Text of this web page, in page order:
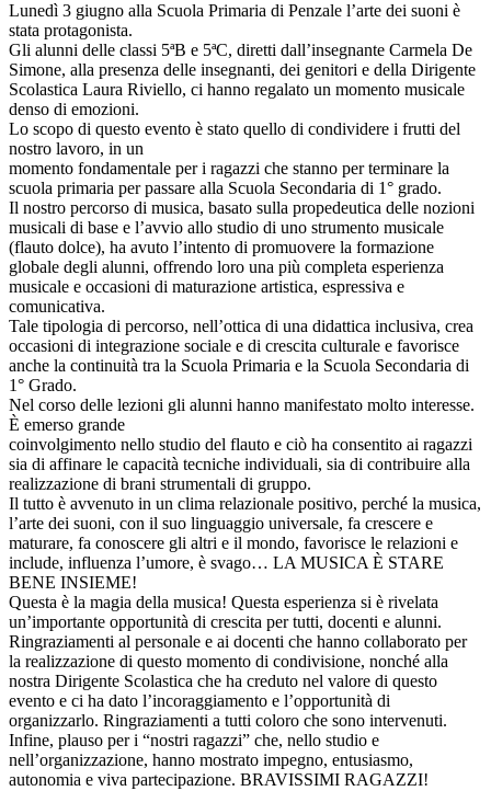
Lunedì 3 giugno alla Scuola Primaria di Penzale l’arte dei suoni è
stata protagonista.
Gli alunni delle classi 5ªB e 5ªC, diretti dall’insegnante Carmela De
Simone, alla presenza delle insegnanti, dei genitori e della Dirigente
Scolastica Laura Riviello, ci hanno regalato un momento musicale
denso di emozioni.
Lo scopo di questo evento è stato quello di condividere i frutti del
nostro lavoro, in un
momento fondamentale per i ragazzi che stanno per terminare la
scuola primaria per passare alla Scuola Secondaria di 1° grado.
Il nostro percorso di musica, basato sulla propedeutica delle nozioni
musicali di base e l’avvio allo studio di uno strumento musicale
(flauto dolce), ha avuto l’intento di promuovere la formazione
globale degli alunni, offrendo loro una più completa esperienza
musicale e occasioni di maturazione artistica, espressiva e
comunicativa.
Tale tipologia di percorso, nell’ottica di una didattica inclusiva, crea
occasioni di integrazione sociale e di crescita culturale e favorisce
anche la continuità tra la Scuola Primaria e la Scuola Secondaria di
1° Grado.
Nel corso delle lezioni gli alunni hanno manifestato molto interesse.
È emerso grande
coinvolgimento nello studio del flauto e ciò ha consentito ai ragazzi
sia di affinare le capacità tecniche individuali, sia di contribuire alla
realizzazione di brani strumentali di gruppo.
Il tutto è avvenuto in un clima relazionale positivo, perché la musica,
l’arte dei suoni, con il suo linguaggio universale, fa crescere e
maturare, fa conoscere gli altri e il mondo, favorisce le relazioni e
include, influenza l’umore, è svago… LA MUSICA È STARE
BENE INSIEME!
Questa è la magia della musica! Questa esperienza si è rivelata
un’importante opportunità di crescita per tutti, docenti e alunni.
Ringraziamenti al personale e ai docenti che hanno collaborato per
la realizzazione di questo momento di condivisione, nonché alla
nostra Dirigente Scolastica che ha creduto nel valore di questo
evento e ci ha dato l’incoraggiamento e l’opportunità di
organizzarlo. Ringraziamenti a tutti coloro che sono intervenuti.
Infine, plauso per i “nostri ragazzi” che, nello studio e
nell’organizzazione, hanno mostrato impegno, entusiasmo,
autonomia e viva partecipazione. BRAVISSIMI RAGAZZI!